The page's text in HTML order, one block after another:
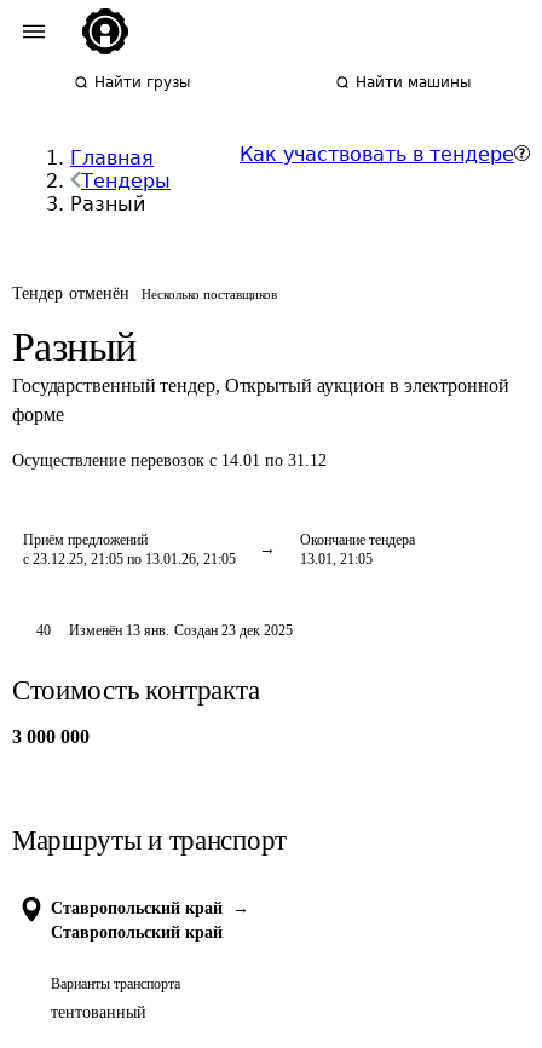
Найти грузы Найти машины
Главная
Тендеры
Разный
Как участвовать в тендере
Тендер отменён Несколько поставщиков
Разный
Государственный тендер, Открытый аукцион в электронной
форме
Осуществление перевозок с 14.01 по 31.12
Приём предложений
с 23.12.25, 21:05 по 13.01.26, 21:05
Окончание тендера
13.01, 21:05
40 Изменён 13 янв. Создан 23 дек 2025
Стоимость контракта
3 000 000
Маршруты и транспорт
Ставропольский край
→
Ставропольский край
Варианты транспорта
тентованный